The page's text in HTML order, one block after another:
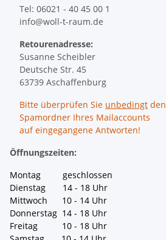
Tel: 06021 - 40 45 00 1
info@woll-t-raum.de
Retourenadresse:
Susanne Scheibler
Deutsche Str. 45
63739 Aschaffenburg
Bitte überprüfen Sie unbedingt den
Spamordner Ihres Mailaccounts
auf eingegangene Antworten!
Öffnungszeiten:
Montag geschlossen
Dienstag 14 - 18 Uhr
Mittwoch 10 - 14 Uhr
Donnerstag 14 - 18 Uhr
Freitag 10 - 18 Uhr